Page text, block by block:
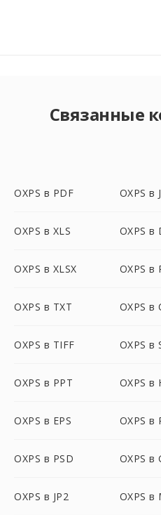
Связанные
OXPS в PDF OXPS в
OXPS в XLS OXPS в
OXPS в XLSX OXPS в
OXPS в TXT OXPS в
OXPS в TIFF OXPS в
OXPS в PPT OXPS в
OXPS в EPS OXPS в
OXPS в PSD OXPS в
OXPS в JP2 OXPS в